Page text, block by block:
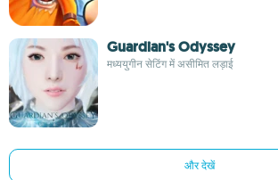
Guardian's Odyssey
मध्ययुगीन सेटिंग में असीमित लड़ाई
और देखें